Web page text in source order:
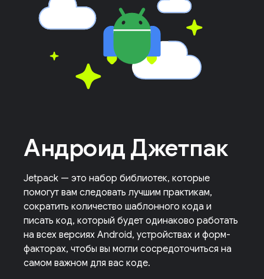
Андроид Джетпак
Jetpack — это набор библиотек, которые
помогут вам следовать лучшим практикам,
сократить количество шаблонного кода и
писать код, который будет одинаково работать
на всех версиях Android, устройствах и форм-
факторах, чтобы вы могли сосредоточиться на
самом важном для вас коде.